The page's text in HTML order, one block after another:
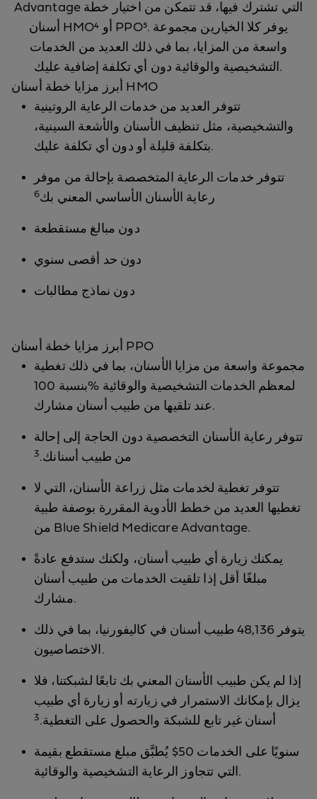
Advantage التي تشترك فيها، قد تتمكن من اختيار خطة
أسنان HMO⁴ أو PPO⁵. يوفر كلا الخيارين مجموعة
واسعة من المزايا، بما في ذلك العديد من الخدمات
التشخيصية والوقائية دون أي تكلفة إضافية عليك.
أبرز مزايا خطة أسنان HMO
تتوفر العديد من خدمات الرعاية الروتينية
والتشخيصية، مثل تنظيف الأسنان والأشعة السينية،
بتكلفة قليلة أو دون أي تكلفة عليك.
تتوفر خدمات الرعاية المتخصصة بإحالة من موفر
رعاية الأسنان الأساسي المعني بك
دون حد أقصى سنوي
دون نماذج مطالبات
أبرز مزايا خطة أسنان PPO
مجموعة واسعة من مزايا الأسنان، بما في ذلك تغطية
بنسبة 100‎%‎ لمعظم الخدمات التشخيصية والوقائية
عند تلقيها من طبيب أسنان مشارك.
تتوفر رعاية الأسنان التخصصية دون الحاجة إلى إحالة
من طبيب أسنانك.3
تتوفر تغطية لخدمات مثل زراعة الأسنان، التي لا
تغطيها العديد من خطط الأدوية المقررة بوصفة طبية
من Blue Shield Medicare Advantage.
يمكنك زيارة أي طبيب أسنان، ولكنك ستدفع عادةً
مبلغًا أقل إذا تلقيت الخدمات من طبيب أسنان
مشارك.
يتوفر 48,136 طبيب أسنان في كاليفورنيا، بما في ذلك
الاختصاصيون.
إذا لم يكن طبيب الأسنان المعني بك تابعًا لشبكتنا، فلا
يزال بإمكانك الاستمرار في زيارته أو زيارة أي طبيب
أسنان غير تابع للشبكة والحصول على التغطية.3
يُطبَّق مبلغ مستقطع بقيمة ‎$50 سنويًا على الخدمات
التي تتجاوز الرعاية التشخيصية والوقائية.